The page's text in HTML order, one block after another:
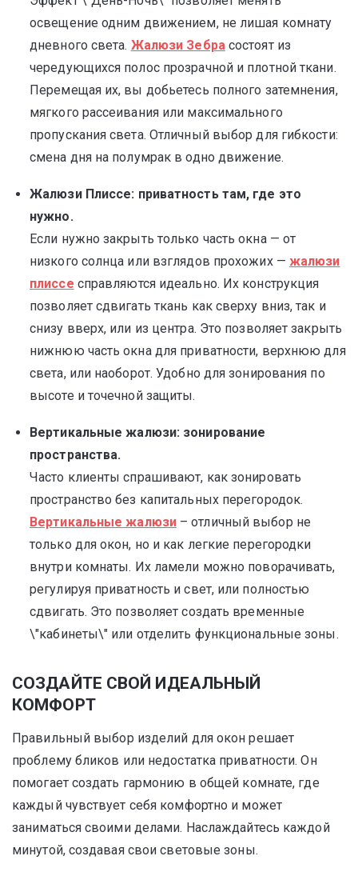
освещение одним движением, не лишая комнату
дневного света. Жалюзи Зебрасостоят из
чередующихся полос прозрачной и плотной ткани.
Перемещая их, вы добьетесь полного затемнения,
мягкого рассеивания или максимального
пропускания света. Отличный выбор для гибкости:
смена дня на полумрак в одно движение.
Жалюзи Плиссе: приватность там, где это
нужно.
Если нужно закрыть только часть окна — от
низкого солнца или взглядов прохожих — жалюзи
плиссе справляются идеально. Их конструкция
позволяет сдвигать ткань как сверху вниз, так и
снизу вверх, или из центра. Это позволяет закрыть
нижнюю часть окна для приватности, верхнюю для
света, или наоборот. Удобно для зонирования по
высоте и точечной защиты.
Вертикальные жалюзи: зонирование
пространства.
Часто клиенты спрашивают, как зонировать
пространство без капитальных перегородок.
Вертикальные жалюзи– отличный выбор не
только для окон, но и как легкие перегородки
внутри комнаты. Их ламели можно поворачивать,
регулируя приватность и свет, или полностью
сдвигать. Это позволяет создать временные
\"кабинеты\" или отделить функциональные зоны.
СОЗДАЙТЕ СВОЙ ИДЕАЛЬНЫЙ
КОМФОРТ
Правильный выбор изделий для окон решает
проблему бликов или недостатка приватности. Он
помогает создать гармонию в общей комнате, где
каждый чувствует себя комфортно и может
заниматься своими делами. Наслаждайтесь каждой
минутой, создавая свои световые зоны.